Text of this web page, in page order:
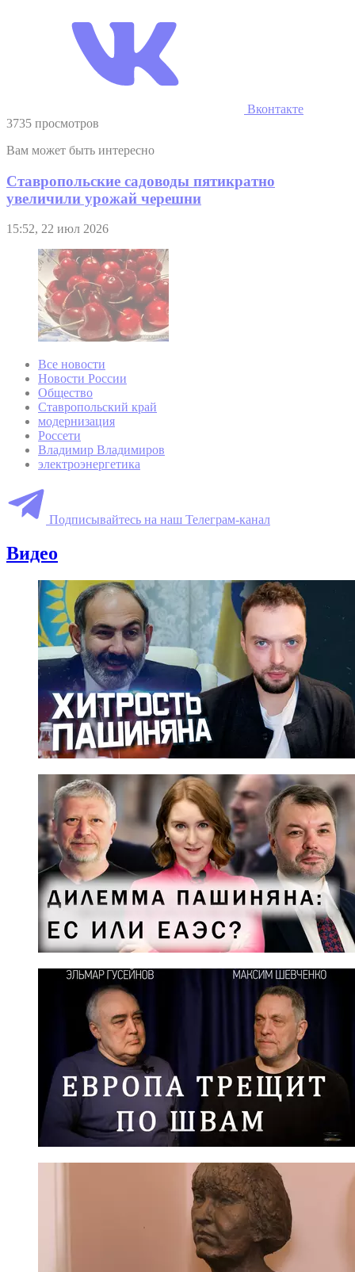
Вконтакте
3735 просмотров
Вам может быть интересно
Ставропольские садоводы пятикратно
увеличили урожай черешни
15:52, 22 июл 2026
Все новости
Новости России
Общество
Ставропольский край
модернизация
Россети
Владимир Владимиров
электроэнергетика
Подписывайтесь на наш Телеграм-канал
Видео